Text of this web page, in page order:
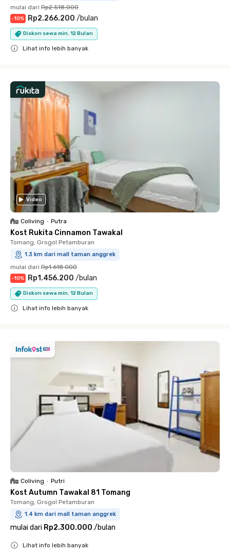
mulai dari Rp2.518.000
-10% Rp2.266.200 /bulan
Diskon sewa min. 12 Bulan
Lihat info lebih banyak
Video
Coliving • Putra
Kost Rukita Cinnamon Tawakal
Tomang, Grogol Petamburan
1.3 km dari mall taman anggrek
mulai dari Rp1.618.000
-10% Rp1.456.200 /bulan
Diskon sewa min. 12 Bulan
Lihat info lebih banyak
Coliving • Putri
Kost Autumn Tawakal 81 Tomang
Tomang, Grogol Petamburan
1.4 km dari mall taman anggrek
mulai dari Rp2.300.000 /bulan
Lihat info lebih banyak